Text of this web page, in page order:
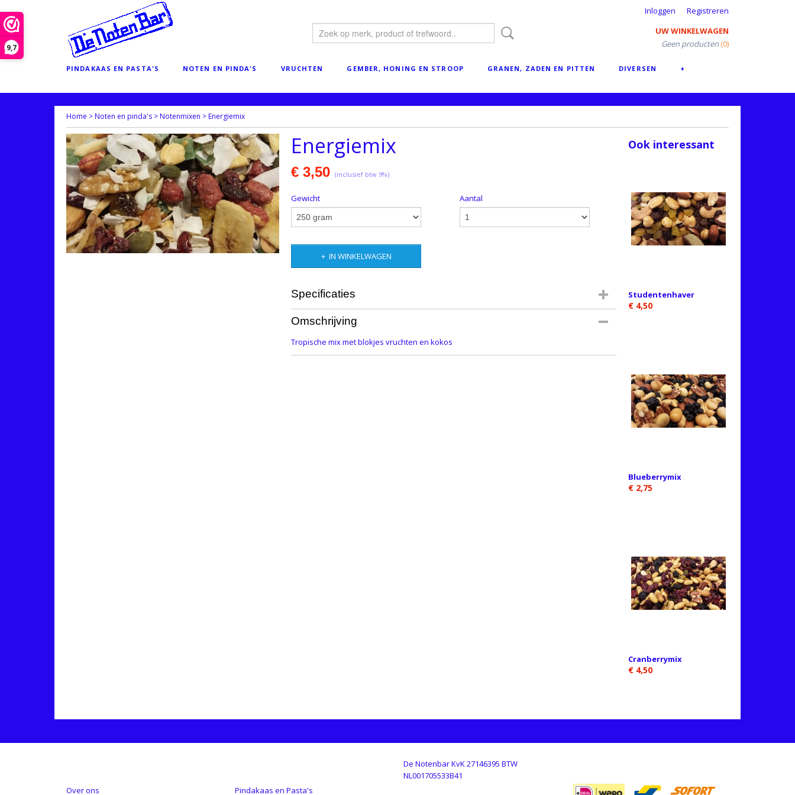
9,7
Inloggen
Registreren
UW WINKELWAGEN
Geen producten (0)
PINDAKAAS EN PASTA'S NOTEN EN PINDA'S VRUCHTEN GEMBER, HONING EN STROOP GRANEN, ZADEN EN PITTEN DIVERSEN +
Home >Noten en pinda's >Notenmixen >Energiemix
Energiemix
€ 3,50 (inclusief btw 9%)
Gewicht Aantal
IN WINKELWAGEN
Specificaties
Productcode
Omschrijving
Tropische mix met blokjes vruchten en kokos
Ook interessant
Studentenhaver
€ 4,50
Blueberrymix
€ 2,75
Cranberrymix
€ 4,50
Over ons Pindakaas en Pasta's
De Notenbar KvK 27146395 BTW
NL001705533B41